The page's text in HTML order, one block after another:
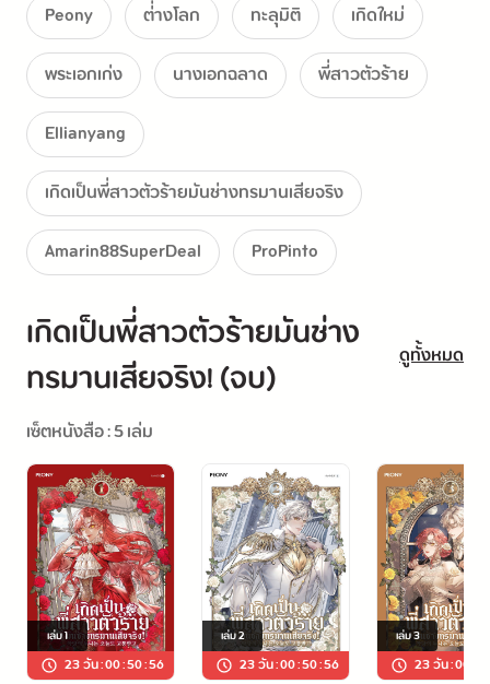
อา ฉันอยากจะหยุดเวลานี้ไว้จริงๆ
Peony ต่่างโลก ทะลุมิติ
เกิดใหม่
พระเอกเก่ง
นางเอกฉลาด
พี่สาวตัวร้าย
Ellianyang
เกิดเป็นพี่สาวตัวร้ายมันช่างทรมานเสียจริง
Amarin88SuperDeal
ProPinto
เกิดเป็นพี่สาวตัวร้ายมันช่าง
ทรมานเสียจริง! (จบ) ดูทั้งหมด
เซ็ตหนังสือ : 5 เล่ม
เล่ม1
23 วัน:00:50:55
เล่ม2
23 วัน:00:50:55
เล่ม3
23 วัน:00